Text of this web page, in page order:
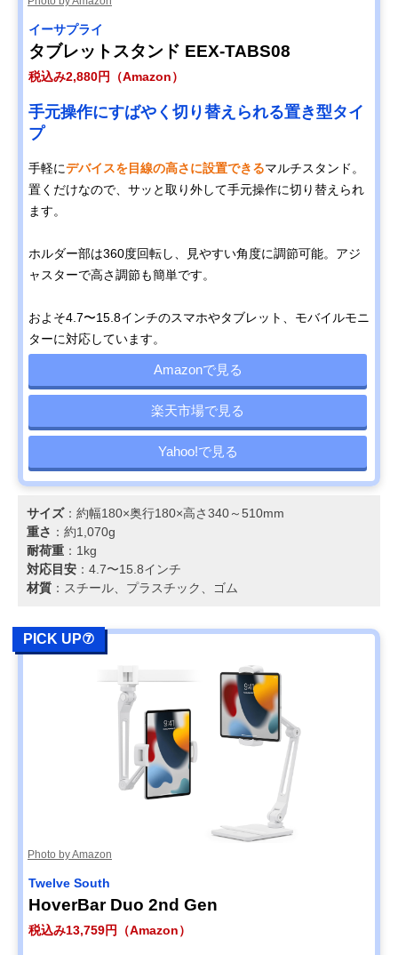
イーサプライ
タブレットスタンド EEX-TABS08
税込み2,880円（Amazon）
手元操作にすばやく切り替えられる置き型タイ
プ
手軽にデバイスを目線の高さに設置できるマルチスタンド。
置くだけなので、サッと取り外して手元操作に切り替えられ
ます。
ホルダー部は360度回転し、見やすい角度に調節可能。アジ
ャスターで高さ調節も簡単です。
およそ4.7〜15.8インチのスマホやタブレット、モバイルモニ
ターに対応しています。
Amazonで見る
楽天市場で見る
Yahoo!で見る
サイズ：約幅180×奥行180×高さ340～510mm
重さ ：約1,070g
耐荷重 ：1kg
対応目安 ：4.7〜15.8インチ
材質 ：スチール、プラスチック、ゴム
PICK UP⑦
Photo by Amazon
Twelve South
HoverBar Duo 2nd Gen
税込み13,759円（Amazon）